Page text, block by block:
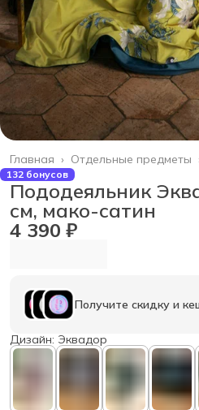
Отдельные предметы
Главная ›
132 бонусов
Пододеяльник
см, мако-сатин
4 390 ₽
Получите скидку и
Дизайн: Эквадор